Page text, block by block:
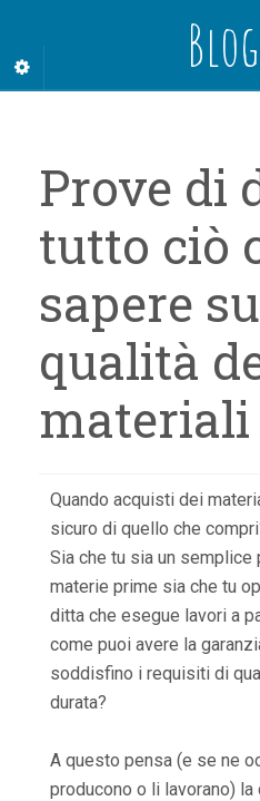
Prove di
tutto ciò
sapere
qualità
materiali
Quando acquisti dei
sicuro di quello che
Sia che tu sia un
materie prime sia che tu
ditta che esegue lavori a
come puoi avere la
soddisfino i requisiti di
durata?
A questo pensa (e se ne
producono o li lavorano)